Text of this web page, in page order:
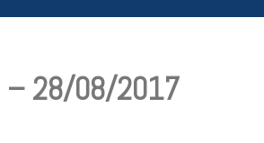
– 28/08/2017